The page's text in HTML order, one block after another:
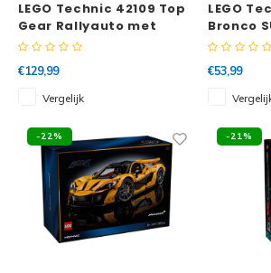
LEGO Technic 42109 Top
Gear Rallyauto met
App-bediening
€129,99
Vergelijk
LEGO
Bronco
€53,99
-22% -21%